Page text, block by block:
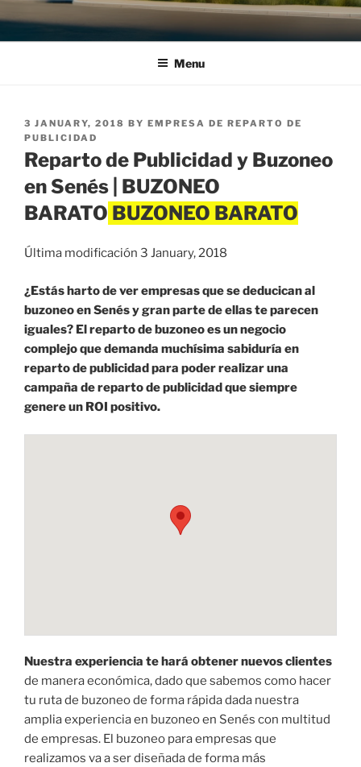
Menu
POSTED
ON
3 JANUARY, 2018 BY EMPRESA DE REPARTO DE
PUBLICIDAD
Reparto de Publicidad y Buzoneo
en Senés | BUZONEO
BARATO
Última modificación 3 January, 2018
¿Estás harto de ver empresas que se deducican al
buzoneo en Senés y gran parte de ellas te parecen
iguales? El reparto de buzoneo es un negocio
complejo que demanda muchísima sabiduría en
reparto de publicidad para poder realizar una
campaña de reparto de publicidad que siempre
genere un ROI positivo.
Nuestra experiencia te hará obtener nuevos clientes
de manera económica, dado que sabemos como hacer
tu ruta de buzoneo de forma rápida dada nuestra
amplia experiencia en buzoneo en Senés con multitud
de empresas. El buzoneo para empresas que
realizamos va a ser diseñada de forma más